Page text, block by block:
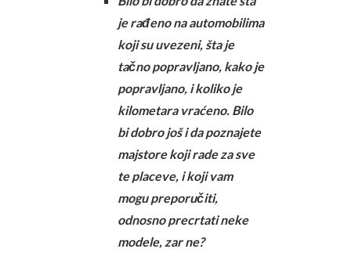
je rađeno na automobilima
koji su uvezeni, šta je
tačno popravljano, kako je
popravljano, i koliko je
kilometara vraćeno. Bilo
bi dobro još i da poznajete
majstore koji rade za sve
te placeve, i koji vam
mogu preporučiti,
odnosno precrtati neke
modele, zar ne?